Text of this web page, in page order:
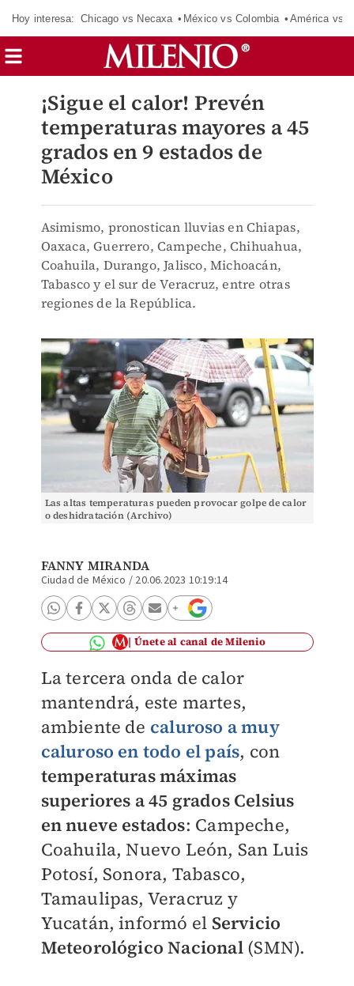
Hoy interesa: Chicago vs Necaxa México vs Colombia América vs
¡Sigue el calor! Prevén
temperaturas mayores a 45
grados en 9 estados de
México
Asimismo, pronostican lluvias en Chiapas,
Oaxaca, Guerrero, Campeche, Chihuahua,
Coahuila, Durango, Jalisco, Michoacán,
Tabasco y el sur de Veracruz, entre otras
regiones de la República.
Las altas temperaturas pueden provocar golpe de calor
o deshidratación (Archivo)
FANNY MIRANDA
Ciudad de México / 20.06.2023 10:19:14
Únete al canal de Milenio
La tercera onda de calor
mantendrá, este martes,
ambiente de caluroso a muy
caluroso en todo el país, con
temperaturas máximas
superiores a 45 grados Celsius
en nueve estados: Campeche,
Coahuila, Nuevo León, San Luis
Potosí, Sonora, Tabasco,
Tamaulipas, Veracruz y
Yucatán, informó el Servicio
Meteorológico Nacional(SMN).